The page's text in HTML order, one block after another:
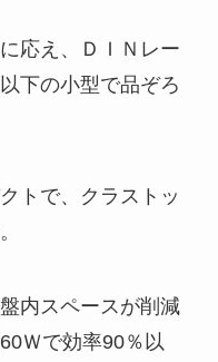
応え、ＤＩＮレー
下の小型で品ぞろ
トで、クラストッ
内スペースが削減
Ｗで効率90％以